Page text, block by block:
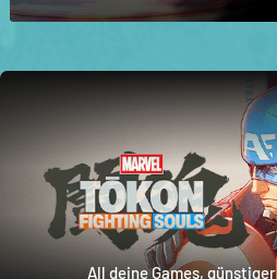
All deine Games, günstiger